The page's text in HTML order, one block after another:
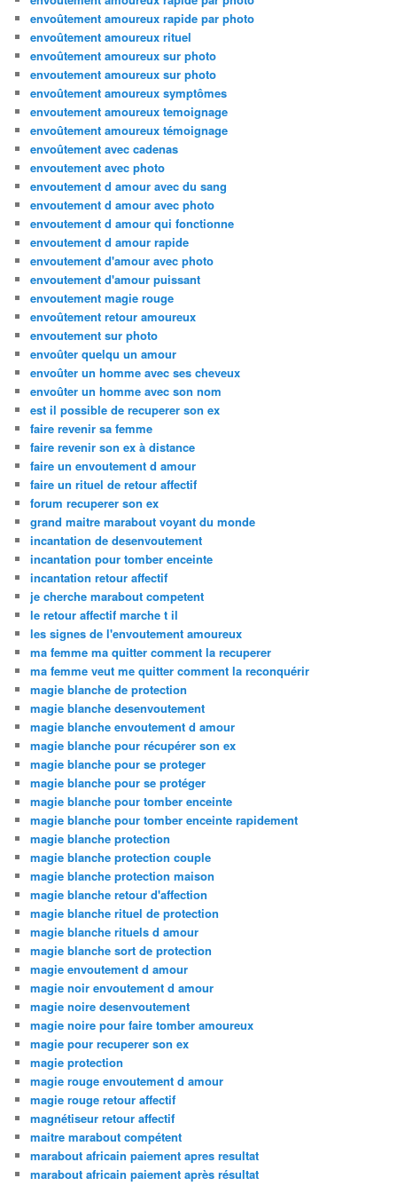
envoûtement amoureux rapide par photo
envoûtement amoureux rituel
envoûtement amoureux sur photo
envoutement amoureux sur photo
envoûtement amoureux symptômes
envoutement amoureux temoignage
envoûtement amoureux témoignage
envoûtement avec cadenas
envoutement avec photo
envoutement d amour avec du sang
envoutement d amour avec photo
envoutement d amour qui fonctionne
envoutement d amour rapide
envoutement d'amour avec photo
envoutement d'amour puissant
envoutement magie rouge
envoûtement retour amoureux
envoutement sur photo
envoûter quelqu un amour
envoûter un homme avec ses cheveux
envoûter un homme avec son nom
est il possible de recuperer son ex
faire revenir sa femme
faire revenir son ex à distance
faire un envoutement d amour
faire un rituel de retour affectif
forum recuperer son ex
grand maitre marabout voyant du monde
incantation de desenvoutement
incantation pour tomber enceinte
incantation retour affectif
je cherche marabout competent
le retour affectif marche t il
les signes de l'envoutement amoureux
ma femme ma quitter comment la recuperer
ma femme veut me quitter comment la reconquérir
magie blanche de protection
magie blanche desenvoutement
magie blanche envoutement d amour
magie blanche pour récupérer son ex
magie blanche pour se proteger
magie blanche pour se protéger
magie blanche pour tomber enceinte
magie blanche pour tomber enceinte rapidement
magie blanche protection
magie blanche protection couple
magie blanche protection maison
magie blanche retour d'affection
magie blanche rituel de protection
magie blanche rituels d amour
magie blanche sort de protection
magie envoutement d amour
magie noir envoutement d amour
magie noire desenvoutement
magie noire pour faire tomber amoureux
magie pour recuperer son ex
magie protection
magie rouge envoutement d amour
magie rouge retour affectif
magnétiseur retour affectif
maitre marabout compétent
marabout africain paiement apres resultat
marabout africain paiement après résultat